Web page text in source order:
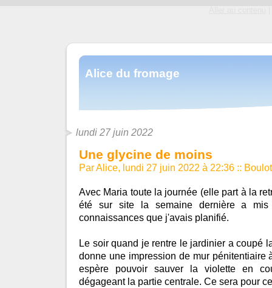
Alice du fromage
lundi 27 juin 2022
Une glycine de moins
Par Alice, lundi 27 juin 2022 à 22:36 :: Boulot
Avec Maria toute la journée (elle part à la
été sur site la semaine dernière a
connaissances que j'avais planifié.
Le soir quand je rentre le jardinier a coupé
donne une impression de mur pénitentiaire
espère pouvoir sauver la violette en
dégageant la partie centrale. Ce sera pour